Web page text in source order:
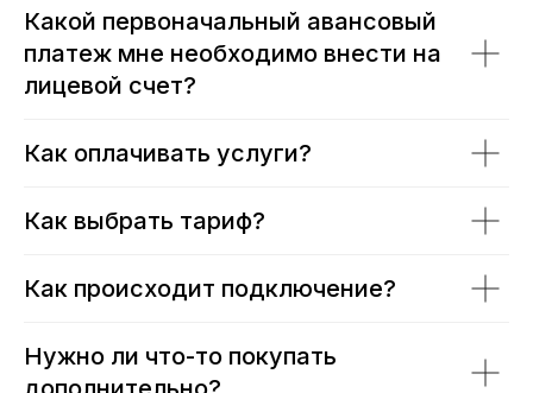
Какой первоначальный авансовый
платеж мне необходимо внести на
лицевой счет?
Как оплачивать услуги?
Как выбрать тариф?
Как происходит подключение?
Нужно ли что-то покупать